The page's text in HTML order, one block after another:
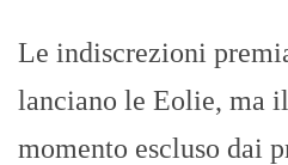
Le indiscrezioni
lanciano le Eolie, ma
momento escluso dai